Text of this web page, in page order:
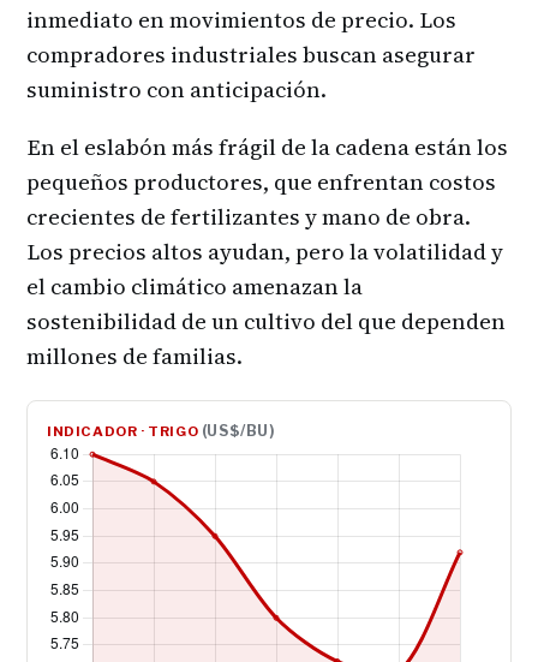
inmediato en movimientos de precio. Los
compradores industriales buscan asegurar
suministro con anticipación.
En el eslabón más frágil de la cadena están los
pequeños productores, que enfrentan costos
crecientes de fertilizantes y mano de obra.
Los precios altos ayudan, pero la volatilidad y
el cambio climático amenazan la
sostenibilidad de un cultivo del que dependen
millones de familias.
INDICADOR · TRIGO (US$/BU)